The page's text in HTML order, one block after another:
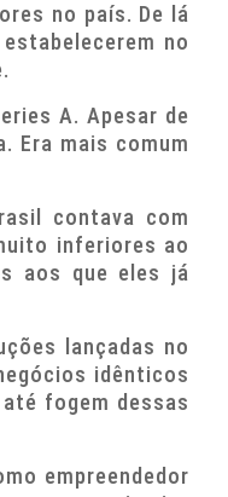
no país. De lá
no
A. Apesar de
Era mais comum
contava com
inferiores ao
aos que eles já
lançadas no
idênticos
fogem dessas
empreendedor